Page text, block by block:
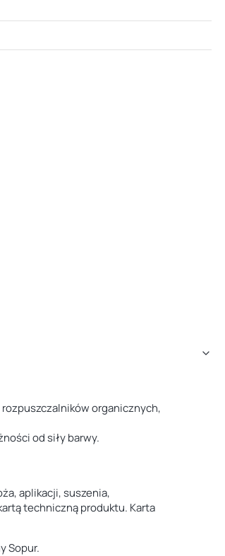
organicznych,
od siły barwy.
aplikacji, suszenia,
techniczną produktu. Karta
Sopur.